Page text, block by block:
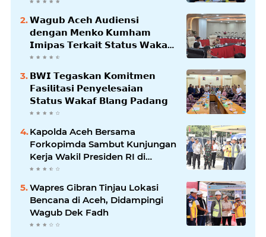
𝗪𝗮𝗴𝘂𝗯 𝗔𝗰𝗲𝗵 𝗔𝘂𝗱𝗶𝗲𝗻𝘀𝗶
𝗱𝗲𝗻𝗴𝗮𝗻 𝗠𝗲𝗻𝗸𝗼 𝗞𝘂𝗺𝗵𝗮𝗺
𝗜𝗺𝗶𝗽𝗮𝘀 𝗧𝗲𝗿𝗸𝗮𝗶𝘁 𝗦𝘁𝗮𝘁𝘂𝘀 𝗪𝗮𝗸𝗮𝗳
𝗕𝗹𝗮𝗻𝗴𝗽𝗮𝗱𝗮𝗻𝗴
𝗕𝗪𝗜 𝗧𝗲𝗴𝗮𝘀𝗸𝗮𝗻 𝗞𝗼𝗺𝗶𝘁𝗺𝗲𝗻
𝗙𝗮𝘀𝗶𝗹𝗶𝘁𝗮𝘀𝗶 𝗣𝗲𝗻𝘆𝗲𝗹𝗲𝘀𝗮𝗶𝗮𝗻
𝗦𝘁𝗮𝘁𝘂𝘀 𝗪𝗮𝗸𝗮𝗳 𝗕𝗹𝗮𝗻𝗴 𝗣𝗮𝗱𝗮𝗻𝗴
Kapolda Aceh Bersama
Forkopimda Sambut Kunjungan
Kerja Wakil Presiden RI di
Kabupaten Bireuen
Wapres Gibran Tinjau Lokasi
Bencana di Aceh, Didampingi
Wagub Dek Fadh